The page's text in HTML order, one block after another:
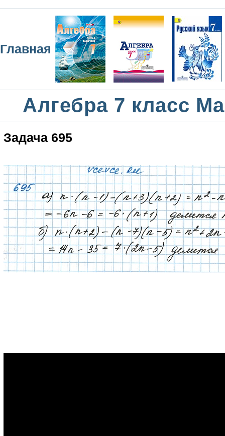
Главная
Алгебра 7 класс
Задача 695